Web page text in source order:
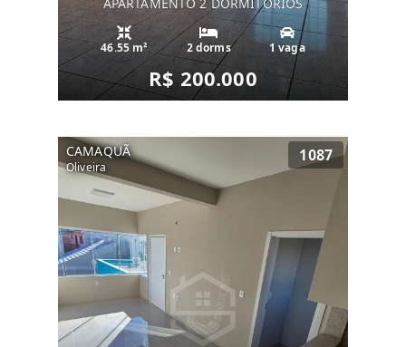
46.55 m² 2 dorms 1 vaga
R$ 200.000
CAMAQUÃ
Oliveira
1087